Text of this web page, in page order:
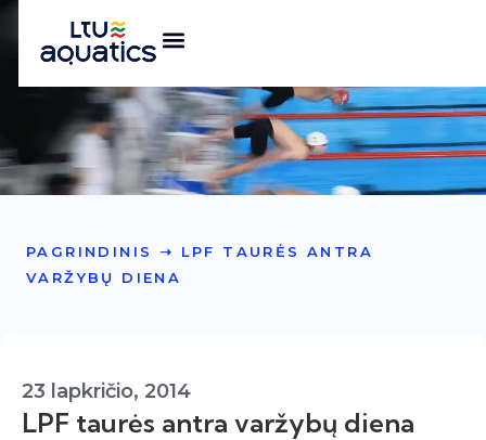
PAGRINDINIS ➝ LPF TAURĖS ANTRA
VARŽYBŲ DIENA
23 lapkričio, 2014
LPF taurės antra varžybų diena